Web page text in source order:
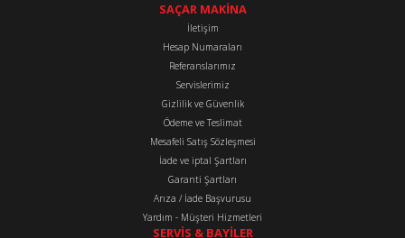
Görüş ve önerileriniz için teşekkür ederiz.
Ürün resmi kalitesiz, bozuk veya görüntülenemiyor.
Ürün bilgilerinde hatalar bulunuyor.
Ürün fiyatı diğer sitelerden daha pahalı.
Bu ürüne benzer farklı alternatifler olmalı.
SAÇAR MAKİNA
İletişim
Hesap Numaraları
Referanslarımız
Servislerimiz
Gizlilik ve Güvenlik
Ödeme ve Teslimat
Mesafeli Satış Sözleşmesi
İade ve iptal Şartları
Garanti Şartları
Arıza / İade Başvurusu
Yardım - Müşteri Hizmetleri
SERVİS & BAYİLER